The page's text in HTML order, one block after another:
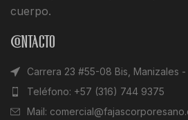
cuerpo.
Contacto
Carrera 23 #55-08 Bis, Manizales -
Teléfono: +57 (316) 744 9375
Mail: